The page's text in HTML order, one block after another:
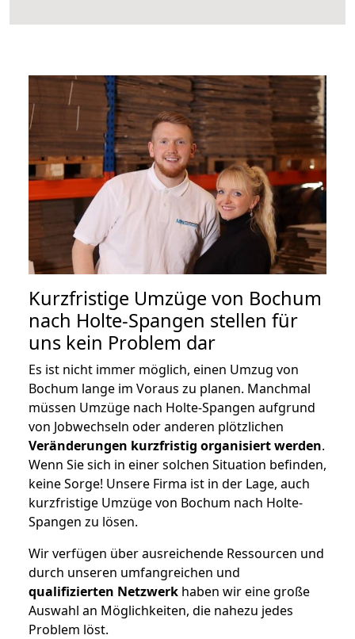
Kurzfristige Umzüge von Bochum
nach Holte-Spangen stellen für
uns kein Problem dar
Es ist nicht immer möglich, einen Umzug von
Bochum lange im Voraus zu planen. Manchmal
müssen Umzüge nach Holte-Spangen aufgrund
von Jobwechseln oder anderen plötzlichen
Veränderungen kurzfristig organisiert werden.
Wenn Sie sich in einer solchen Situation befinden,
keine Sorge! Unsere Firma ist in der Lage, auch
kurzfristige Umzüge von Bochum nach Holte-
Spangen zu lösen.
Wir verfügen über ausreichende Ressourcen und
durch unseren umfangreichen und
qualifizierten Netzwerk haben wir eine große
Auswahl an Möglichkeiten, die nahezu jedes
Problem löst.